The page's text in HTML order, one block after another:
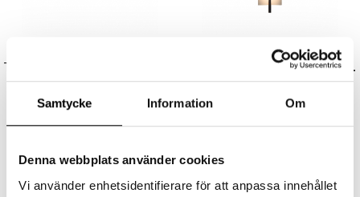
Samtycke Information Om
Denna webbplats använder cookies
Vi använder enhetsidentifierare för att anpassa innehållet
Lámina 45 Vägglampa Glossy White Grey